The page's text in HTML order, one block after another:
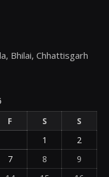
Bhilai, Chhattisgarh
F S
S
1
2
7 8
9